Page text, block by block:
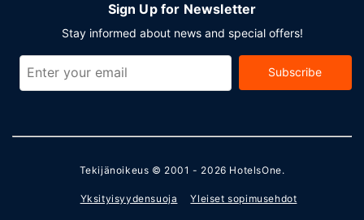
Sign Up for Newsletter
Stay informed about news and special offers!
Subscribe
Tekijänoikeus © 2001 - 2026 HotelsOne.
Yksityisyydensuoja Yleiset sopimusehdot